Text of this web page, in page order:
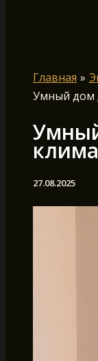
Главная
Умный дом
27.08.2025